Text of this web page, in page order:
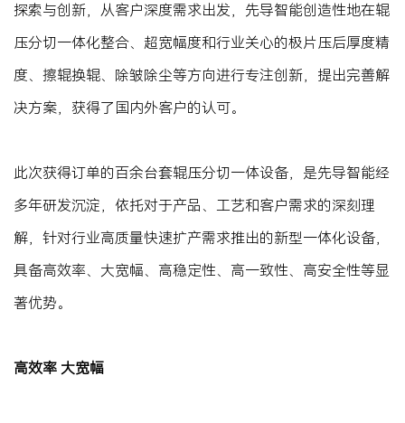
探索与创新，从客户深度需求出发，先导智能创造性地在辊
压分切一体化整合、超宽幅度和行业关心的极片压后厚度精
度、擦辊换辊、除皱除尘等方向进行专注创新，提出完善解
决方案，获得了国内外客户的认可。
此次获得订单的百余台套辊压分切一体设备，是先导智能经
多年研发沉淀，依托对于产品、工艺和客户需求的深刻理
解，针对行业高质量快速扩产需求推出的新型一体化设备，
具备高效率、大宽幅、高稳定性、高一致性、高安全性等显
著优势。
高效率 大宽幅